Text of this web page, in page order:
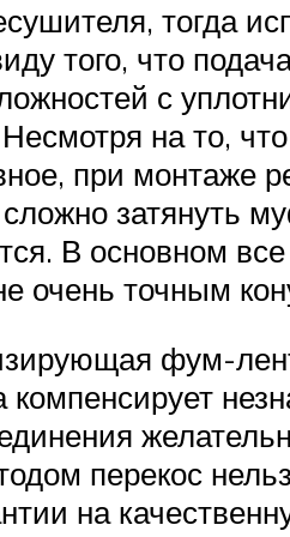
тогда
того, что
с
на то,
при монтаже
затянуть
В основном
очень точным
фум-
перекос
на